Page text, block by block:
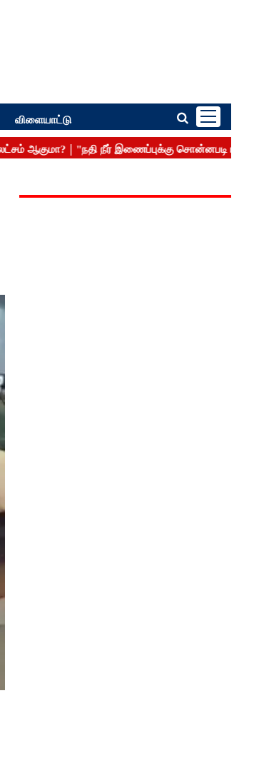
விளையாட்டு